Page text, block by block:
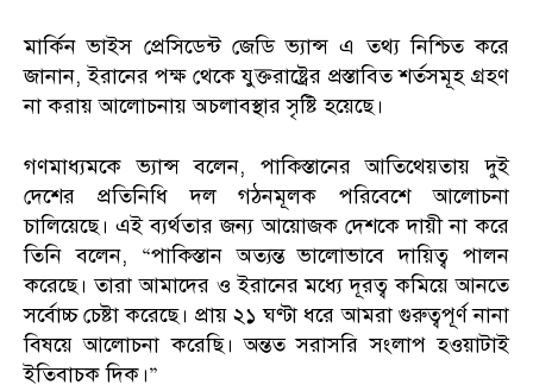
মার্কিন ভাইস প্রেসিডেন্ট জেডি ভ্যান্স এ তথ্য নিশ্চিত করে
জানান, ইরানের পক্ষ থেকে যুক্তরাষ্ট্রের প্রস্তাবিত শর্তসমূহ গ্রহণ
না করায় আলোচনায় অচলাবস্থার সৃষ্টি হয়েছে।
গণমাধ্যমকে ভ্যান্স বলেন, পাকিস্তানের আতিথেয়তায় দুই
দেশের প্রতিনিধি দল গঠনমূলক পরিবেশে আলোচনা
চালিয়েছে। এই ব্যর্থতার জন্য আয়োজক দেশকে দায়ী না করে
তিনি বলেন, “পাকিস্তান অত্যন্ত ভালোভাবে দায়িত্ব পালন
করেছে। তারা আমাদের ও ইরানের মধ্যে দূরত্ব কমিয়ে আনতে
সর্বোচ্চ চেষ্টা করেছে। প্রায় ২১ ঘণ্টা ধরে আমরা গুরুত্বপূর্ণ নানা
বিষয়ে আলোচনা করেছি। অন্তত সরাসরি সংলাপ হওয়াটাই
ইতিবাচক দিক।”